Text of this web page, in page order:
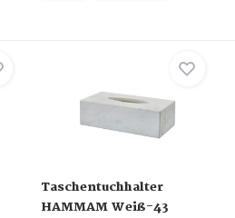
Taschentuchhalter
HAMMAM Weiß-43